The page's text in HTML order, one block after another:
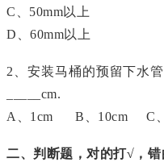
C、50mm以上
D、60mm以上
2、安装马桶的预留下水
_____cm.
A、1cm B、10cm C
二、判断题，对的打√，错